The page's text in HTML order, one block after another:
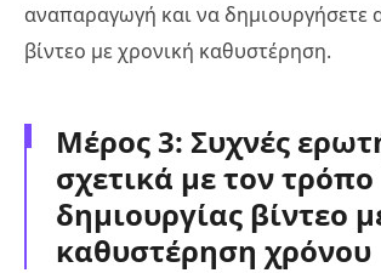
αναπαραγωγή και να δημιουργήσετε
βίντεο με χρονική καθυστέρηση.
Μέρος 3: Συχνές
σχετικά με τον τρόπο
δημιουργίας βίντεο
καθυστέρηση χρόνου